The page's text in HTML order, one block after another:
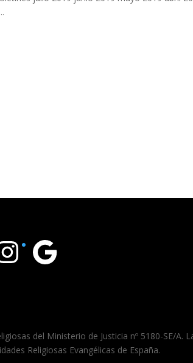
Google
del Ministerio de Justicia nº 5180-SE/
Religiosas Evangélicas de España.